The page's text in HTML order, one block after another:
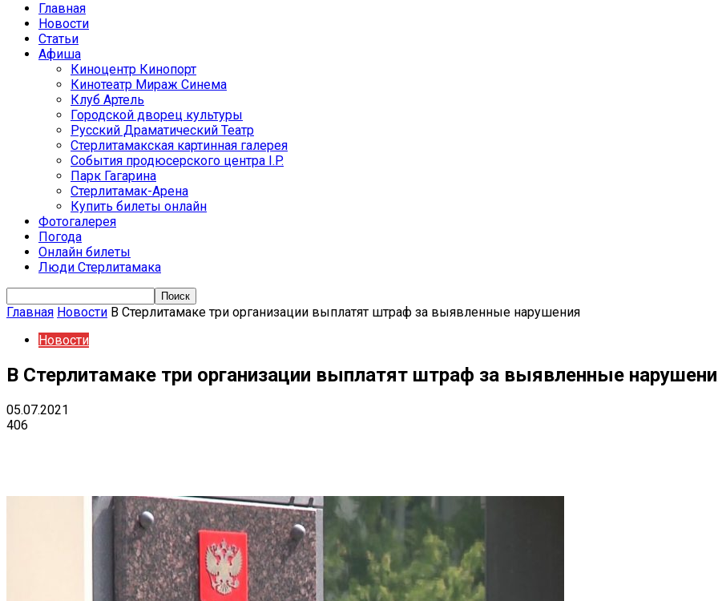
Главная
Новости
Статьи
Афиша
Киноцентр Кинопорт
Кинотеатр Мираж Синема
Клуб Артель
Городской дворец культуры
Русский Драматический Театр
Стерлитамакская картинная галерея
События продюсерского центра I.P.
Парк Гагарина
Стерлитамак-Арена
Купить билеты онлайн
Фотогалерея
Погода
Онлайн билеты
Люди Стерлитамака
Главная Новости В Стерлитамаке три организации выплатят штраф за выявленные нарушения
Новости
В Стерлитамаке три организации выплатят штраф за выявленные
05.07.2021
406